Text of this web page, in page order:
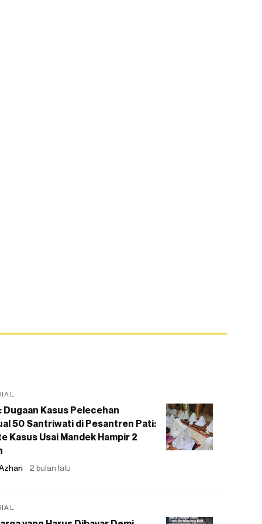
Dugaan Kasus Pelecehan
50 Santriwati di Pesantren Pati:
Kasus Usai Mandek Hampir 2
2 bulan lalu